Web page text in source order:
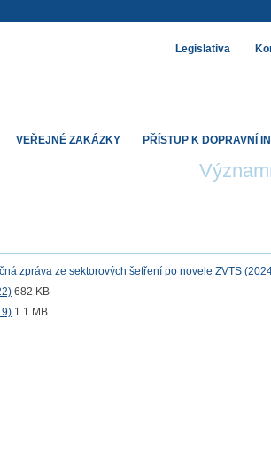
zpráva ze sektorových šetření po novele ZVTS
682 KB
1.1 MB
VEŘEJNÉ ZAKÁZKY PŘÍSTUP K DOPRAVNÍ
Legislativa